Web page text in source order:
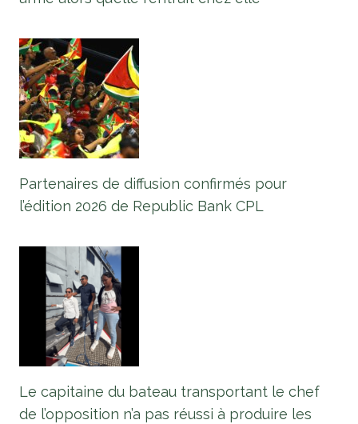
Partenaires de diffusion confirmés pour
l’édition 2026 de Republic Bank CPL
Le capitaine du bateau transportant le chef
de l’opposition n’a pas réussi à produire les